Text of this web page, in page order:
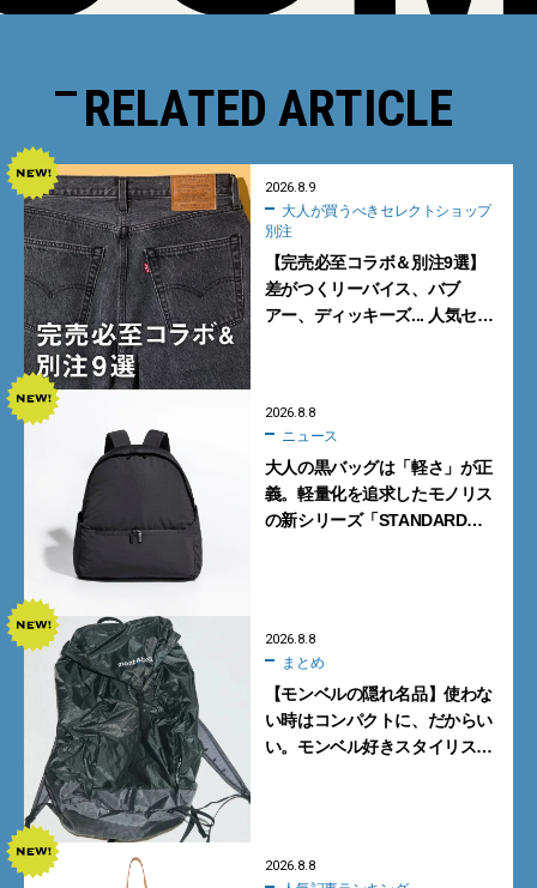
RELATED ARTICLE
2026.8.9
別注
【完売必至コラボ＆別注9選】
差がつくリーバイス、バブ
アー、ディッキーズ... 人気セレ
2026.8.8
ニュース
大人の黒バッグは「軽さ」が正
義。軽量化を追求したモノリス
の新シリーズ「STANDARD
2026.8.8
まとめ
【モンベルの隠れ名品】使わな
い時はコンパクトに、だからい
い。モンベル好きスタイリスト
2026.8.8